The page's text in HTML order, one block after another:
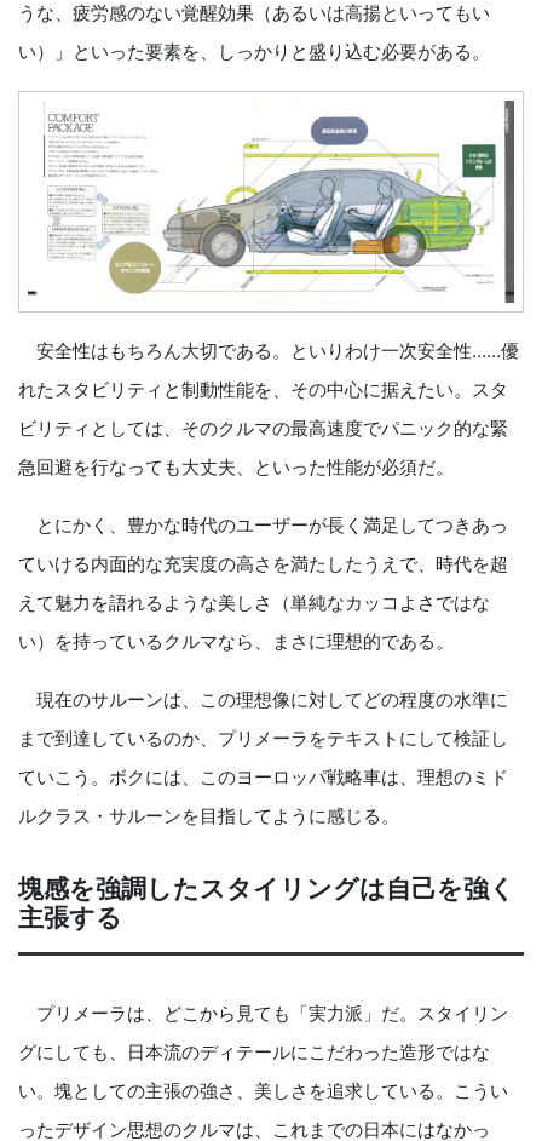
うな、疲労感のない覚醒効果（あるいは高揚といってもい
い）」といった要素を、しっかりと盛り込む必要がある。
安全性はもちろん大切である。といりわけ一次安全性……優
れたスタビリティと制動性能を、その中心に据えたい。スタ
ビリティとしては、そのクルマの最高速度でパニック的な緊
急回避を行なっても大丈夫、といった性能が必須だ。
とにかく、豊かな時代のユーザーが長く満足してつきあっ
ていける内面的な充実度の高さを満たしたうえで、時代を超
えて魅力を語れるような美しさ（単純なカッコよさではな
い）を持っているクルマなら、まさに理想的である。
現在のサルーンは、この理想像に対してどの程度の水準に
まで到達しているのか、プリメーラをテキストにして検証し
ていこう。ボクには、このヨーロッパ戦略車は、理想のミド
ルクラス・サルーンを目指してように感じる。
塊感を強調したスタイリングは自己を強く
主張する
プリメーラは、どこから見ても「実力派」だ。スタイリン
グにしても、日本流のディテールにこだわった造形ではな
い。塊としての主張の強さ、美しさを追求している。こうい
ったデザイン思想のクルマは、これまでの日本にはなかっ